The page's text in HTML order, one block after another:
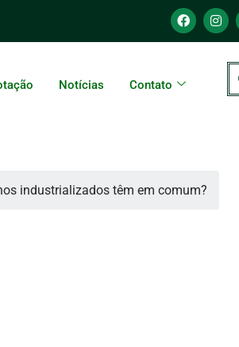
Notícias Contato
industrializados têm em comum?